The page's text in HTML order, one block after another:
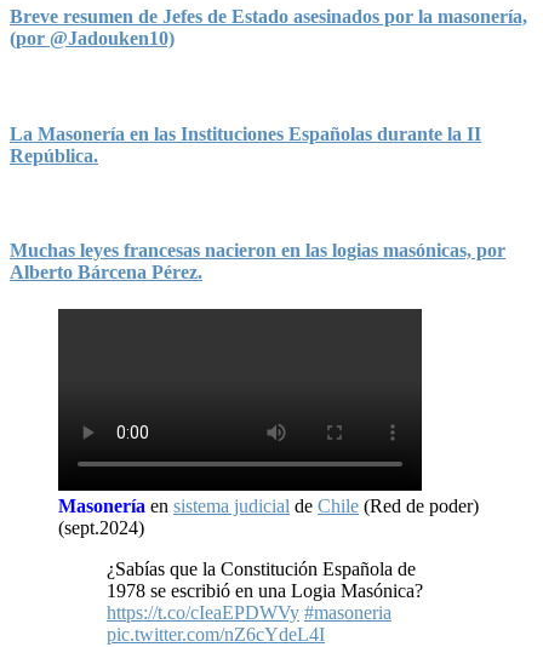
Breve resumen de Jefes de Estado asesinados por la masonería,
(por @Jadouken10)
La Masonería en las Instituciones Españolas durante la II
República.
Muchas leyes francesas nacieron en las logias masónicas, por
Alberto Bárcena Pérez.
Masonería en sistema judicial de Chile (Red de poder)
(sept.2024)
¿Sabías que la Constitución Española de
1978 se escribió en una Logia Masónica?
https://t.co/cIeaEPDWVy #masoneria
pic.twitter.com/nZ6cYdeL4I